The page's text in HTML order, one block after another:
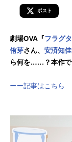
ポスト
劇場OVA『フラグ
侑芽さん、 安済知佳
ら何を……？本作で
ーー記事はこちら